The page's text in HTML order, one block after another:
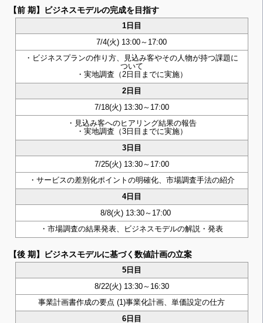
【前 期】ビジネスモデルの完成を目指す
1日目
7/4(火) 13:00～17:00
・ビジネスプランの作り方、見込み客やその人物が持つ課題に
ついて
・実地調査（2日目までに実施）
2日目
7/18(火) 13:30～17:00
・見込み客へのヒアリング結果の報告
・実地調査（3日目までに実施）
3日目
7/25(火) 13:30～17:00
・サービスの差別化ポイントの明確化、市場調査手法の紹介
4日目
8/8(火) 13:30～17:00
・市場調査の結果発表、ビジネスモデルの解説・発表
【後 期】ビジネスモデルに基づく数値計画の立案
5日目
8/22(火) 13:30～16:30
事業計画書作成の要点 (1)事業化計画、単価設定の仕方
6日目